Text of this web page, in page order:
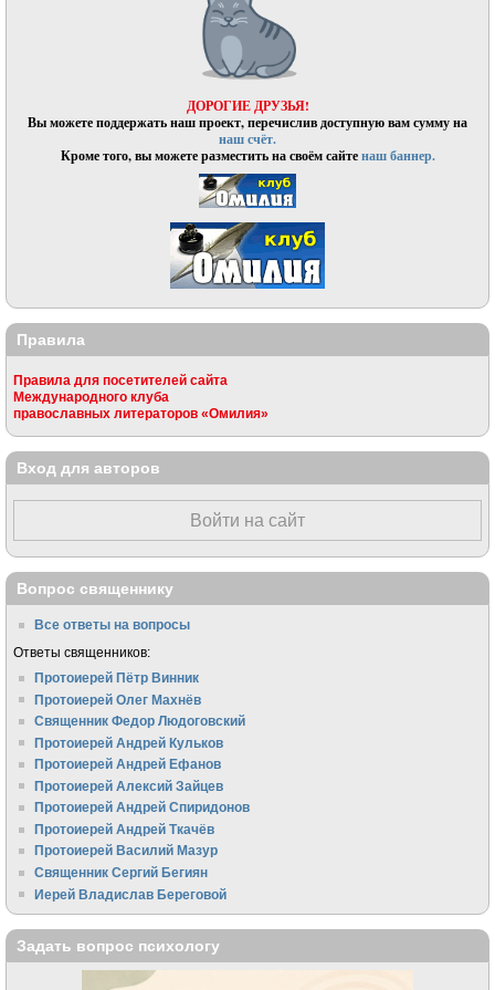
ДОРОГИЕ ДРУЗЬЯ!
Вы можете поддержать наш проект, перечислив доступную вам сумму на
наш счёт.
Кроме того, вы можете разместить на своём сайтенаш баннер.
Правила
Правила для посетителей сайта
Международного клуба
православных литераторов «Омилия»
Вход для авторов
Войти на сайт
Вопрос священнику
Все ответы на вопросы
Ответы священников:
Протоиерей Пётр Винник
Протоиерей Олег Махнёв
Священник Федор Людоговский
Протоиерей Андрей Кульков
Протоиерей Андрей Ефанов
Протоиерей Алексий Зайцев
Протоиерей Андрей Спиридонов
Протоиерей Андрей Ткачёв
Протоиерей Василий Мазур
Священник Сергий Бегиян
Иерей Владислав Береговой
Задать вопрос психологу